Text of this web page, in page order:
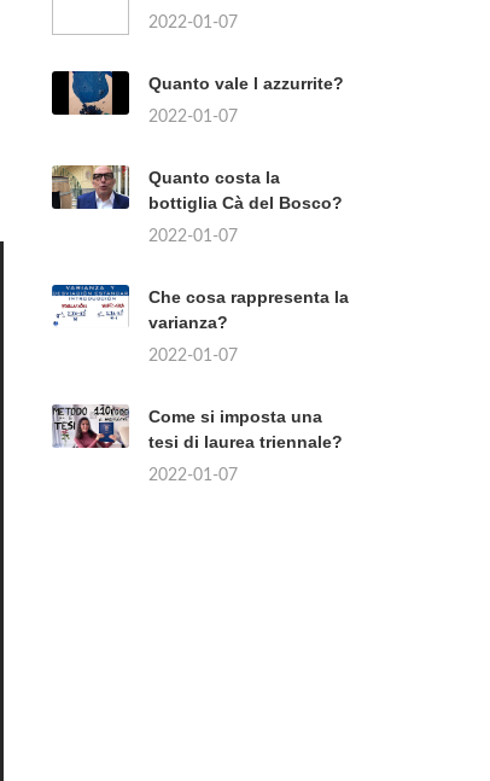
2022-01-07
Quanto vale l azzurrite?
2022-01-07
Quanto costa la
bottiglia Cà del Bosco?
2022-01-07
Che cosa rappresenta la
varianza?
2022-01-07
Come si imposta una
tesi di laurea triennale?
2022-01-07